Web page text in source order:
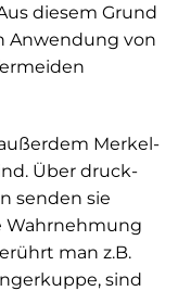
diesem Grund
Anwendung von
Merkel-
Über druck-
senden sie
Wahrnehmung
man z.B.
sind